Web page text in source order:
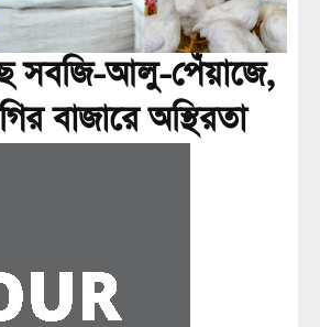
সবজি-আলু-পেঁয়াজে,
বাজারে অস্থিরতা